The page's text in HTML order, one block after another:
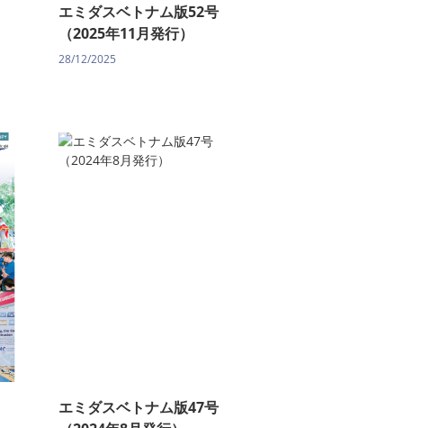
エミダスベトナム版52号
（2025年11月発行）
28/12/2025
エミダスベトナム版47号